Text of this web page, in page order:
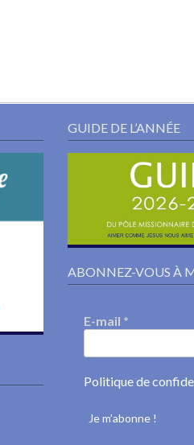
GUIDE DE L’ANNÉE
ABONNEZ-VOUS À
E-mail *
Politique de